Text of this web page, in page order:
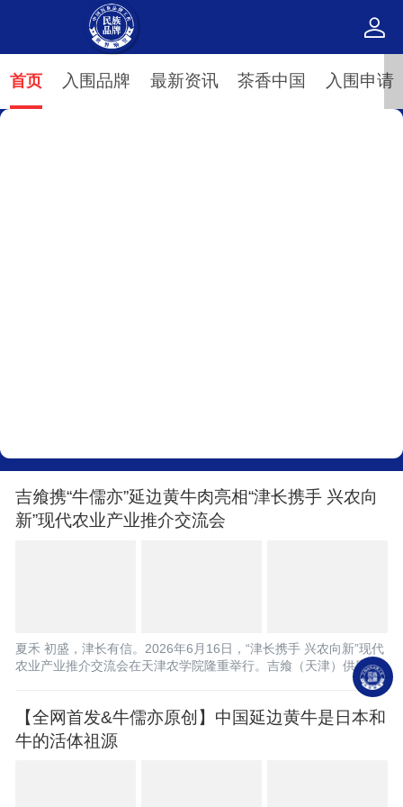
首页 入围品牌 最新资讯 茶香中国 入围申请
吉飨携“牛儒亦”延边黄牛肉亮相“津长携手 兴农向
新”现代农业产业推介交流会
夏禾 初盛，津长有信。2026年6月16日，“津长携手 兴农向新”现代
农业产业推介交流会在天津农学院隆重举行。吉飨（天津）供应链
管理服务有限公司携旗下高端品牌“牛儒亦”延边黄牛肉受邀参会，
在现场品鉴环节大放异彩，成为本次推介交流会上备受瞩目的“明星
产品”。山海不为远，吉津共振兴 本次推介交流会由长春市粮储
局、长春市农业农村局、长春市畜牧局联合天津市相关部门共同主
办，天津农学院、长春赴天津挂...
【全网首发&牛儒亦原创】中国延边黄牛是日本和
牛的活体祖源